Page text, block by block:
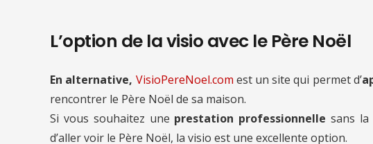
L’option de la visio avec le Père Noël
En alternative, VisioPereNoel.com est un site qui permet d’
rencontrer le Père Noël de sa maison.
Si vous souhaitez une prestation professionnelle sans
d’aller voir le Père Noël, la visio est une excellente option.